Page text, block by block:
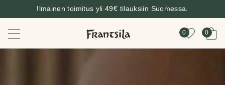
Ilmainen toimitus yli 49€ tilauksiin Suomessa.
0 0